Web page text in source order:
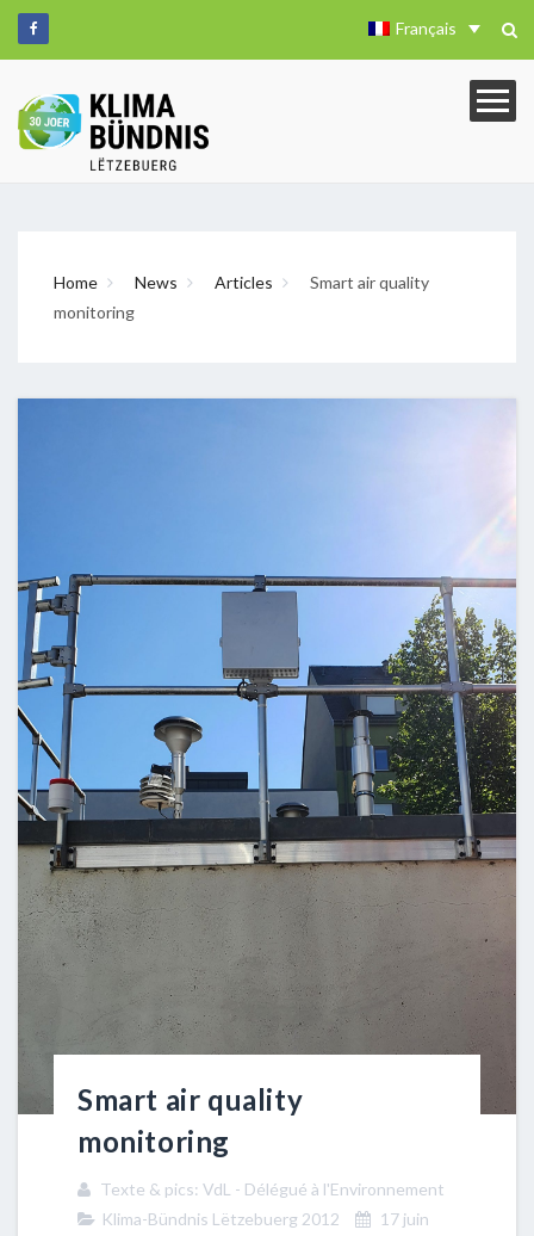
Français
Home News Articles
Smart air quality
monitoring
Smart air quality
monitoring
Texte & pics: VdL - Délégué à l'Environnement
Klima-Bündnis Lëtzebuerg 2012
17 juin